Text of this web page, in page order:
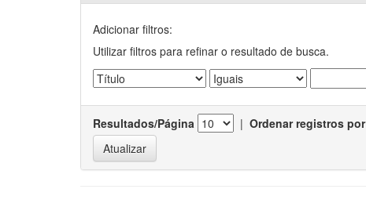
Adicionar filtros:
Utilizar filtros para refinar o resultado de busca.
Resultados/Página | Ordenar registros por